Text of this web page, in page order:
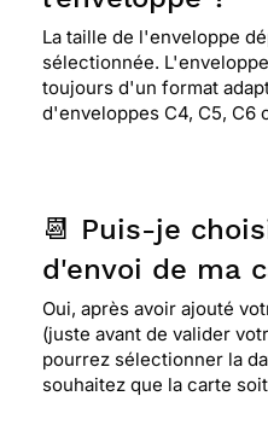
La taille de l'enveloppe
sélectionnée.
toujours d'un format
d'enveloppes C4, C5, C6
📆 Puis-je
d'envoi de ma
Oui, après avoir ajouté
(juste avant de valider
pourrez sélectionner la
souhaitez que la carte